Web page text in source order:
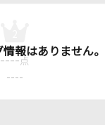
---- 点
----